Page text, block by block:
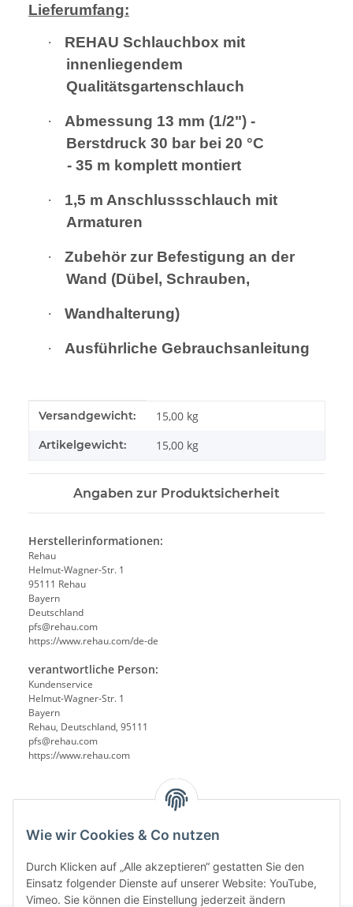
Wie wir Cookies & Co nutzen
Durch Klicken auf „Alle akzeptieren“ gestatten Sie den
Einsatz folgender Dienste auf unserer Website: YouTube,
Vimeo. Sie können die Einstellung jederzeit ändern
Lieferumfang:
·
REHAU Schlauchbox mit
innenliegendem
Qualitätsgartenschlauch
·
Abmessung 13 mm (1/2") -
Berstdruck 30 bar bei 20 °C
- 35 m komplett montiert
·
1,5 m Anschlussschlauch mit
Armaturen
·
Zubehör zur Befestigung an der
Wand (Dübel, Schrauben,
· Wandhalterung)
· Ausführliche Gebrauchsanleitung
Produkteigenschaft
Wert
Versandgewicht: 15,00 kg
Artikelgewicht: 15,00 kg
Angaben zur Produktsicherheit
Herstellerinformationen:
Rehau
Helmut-Wagner-Str. 1
95111 Rehau
Bayern
Deutschland
pfs@rehau.com
https://www.rehau.com/de-de
verantwortliche Person:
Kundenservice
Helmut-Wagner-Str. 1
Bayern
Rehau, Deutschland, 95111
pfs@rehau.com
https://www.rehau.com